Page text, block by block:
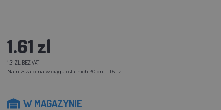
1.61 zl
1.31 ZL BEZ VAT
Najniższa cena w ciągu ostatnich 30 dni - 1.61 zl
W MAGAZYNIE